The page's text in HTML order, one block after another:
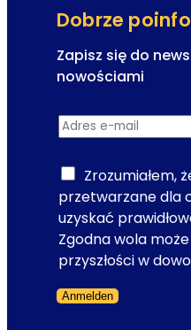
o
p
e
m
i
j
s
c
e
d
Dobrze
Zapisz się do
nowościami
d
o
e
w
s
l
e
t
Adres e-mail
Zrozumiałem,
przetwarzane dla
uzyskać
Zgodna wola
przyszłości w
Anmelden